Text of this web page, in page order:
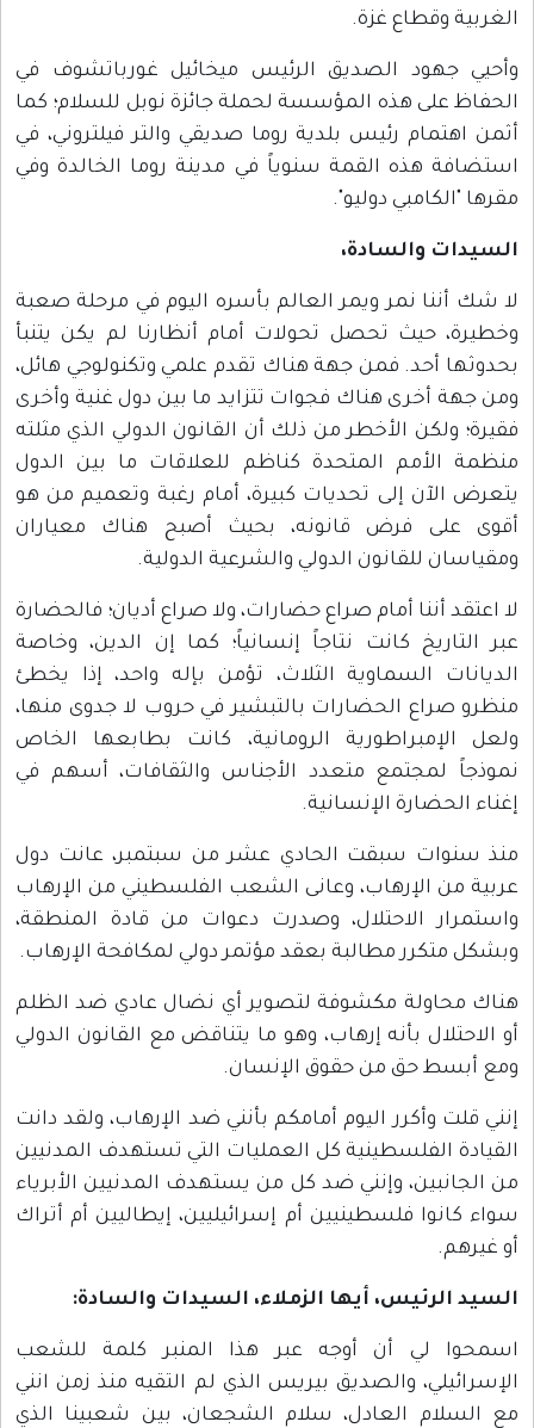
الغربية وقطاع غزة.
وأحيي جهود الصديق الرئيس ميخائيل غورباتشوف في
الحفاظ على هذه المؤسسة لحملة جائزة نوبل للسلام؛ كما
أثمن اهتمام رئيس بلدية روما صديقي والتر فيلتروني، في
استضافة هذه القمة سنوياً في مدينة روما الخالدة وفي
مقرها "الكامبي دوليو".
السيدات والسادة،
لا شك أننا نمر ويمر العالم بأسره اليوم في مرحلة صعبة
وخطيرة، حيث تحصل تحولات أمام أنظارنا لم يكن يتنبأ
بحدوثها أحد. فمن جهة هناك تقدم علمي وتكنولوجي هائل،
ومن جهة أخرى هناك فجوات تتزايد ما بين دول غنية وأخرى
فقيرة؛ ولكن الأخطر من ذلك أن القانون الدولي الذي مثلته
منظمة الأمم المتحدة كناظم للعلاقات ما بين الدول
يتعرض الآن إلى تحديات كبيرة، أمام رغبة وتعميم من هو
أقوى على فرض قانونه، بحيث أصبح هناك معياران
ومقياسان للقانون الدولي والشرعية الدولية.
لا اعتقد أننا أمام صراع حضارات، ولا صراع أديان؛ فالحضارة
عبر التاريخ كانت نتاجاً إنسانياً؛ كما إن الدين، وخاصة
الديانات السماوية الثلاث، تؤمن بإله واحد، إذا يخطئ
منظرو صراع الحضارات بالتبشير في حروب لا جدوى منها،
ولعل الإمبراطورية الرومانية، كانت بطابعها الخاص
نموذجاً لمجتمع متعدد الأجناس والثقافات، أسهم في
إغناء الحضارة الإنسانية.
منذ سنوات سبقت الحادي عشر من سبتمبر، عانت دول
عربية من الإرهاب، وعانى الشعب الفلسطيني من الإرهاب
واستمرار الاحتلال، وصدرت دعوات من قادة المنطقة،
وبشكل متكرر مطالبة بعقد مؤتمر دولي لمكافحة الإرهاب.
هناك محاولة مكشوفة لتصوير أي نضال عادي ضد الظلم
أو الاحتلال بأنه إرهاب، وهو ما يتناقض مع القانون الدولي
ومع أبسط حق من حقوق الإنسان.
إنني قلت وأكرر اليوم أمامكم بأنني ضد الإرهاب، ولقد دانت
القيادة الفلسطينية كل العمليات التي تستهدف المدنيين
من الجانبين، وإنني ضد كل من يستهدف المدنيين الأبرياء
سواء كانوا فلسطينيين أم إسرائيليين، إيطاليين أم أتراك
أو غيرهم.
السيد الرئيس، أيها الزملاء، السيدات والسادة:
اسمحوا لي أن أوجه عبر هذا المنبر كلمة للشعب
الإسرائيلي، والصديق بيريس الذي لم التقيه منذ زمن انني
مع السلام العادل، سلام الشجعان، بين شعبينا الذي